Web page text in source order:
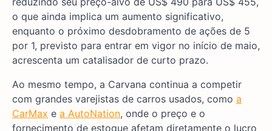
o que ainda implica um aumento significativo,
enquanto o próximo desdobramento de ações de 5
por 1, previsto para entrar em vigor no início de maio,
acrescenta um catalisador de curto prazo.
Ao mesmo tempo, a Carvana continua a competir
com grandes varejistas de carros usados, como a
CarMax e a AutoNation, onde o preço e o
fornecimento de estoque afetam diretamente o lucro